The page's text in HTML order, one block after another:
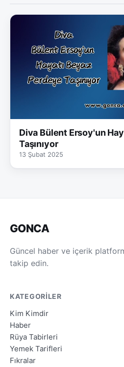
Diva Bülent Ersoy'un
Taşınıyor
13 Şubat 2025
GONCA
Güncel haber ve içerik
takip edin.
KATEGORILER
Kim Kimdir
Haber
Rüya Tabirleri
Yemek Tarifleri
Fıkralar